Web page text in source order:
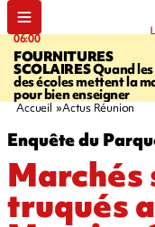
06:00
FOURNITURES
SCOLAIRESQuand
des écoles mettent la
pour bien enseigner
Accueil Actus Réunion
Enquête du
Marchés
truqués